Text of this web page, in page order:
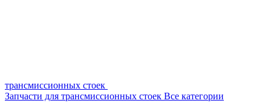
трансмиссионных стоек
Запчасти для трансмиссионных стоек Все категории